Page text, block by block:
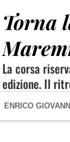
Torna
La corsa
edizione. Il
ENRICO